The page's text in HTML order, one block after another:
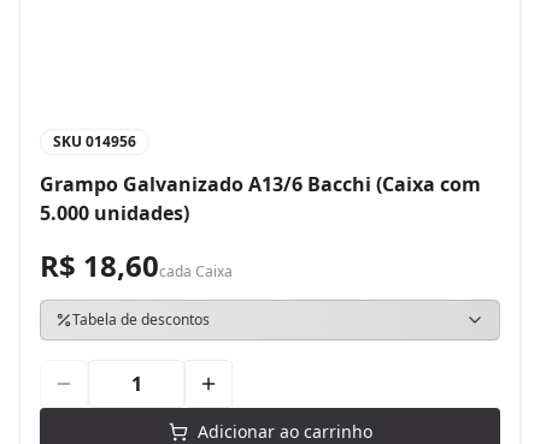
SKU 014956
Grampo Galvanizado A13/6 Bacchi (Caixa com
5.000 unidades)
R$ 18,60cada Caixa
Tabela de descontos
Adicionar ao carrinho